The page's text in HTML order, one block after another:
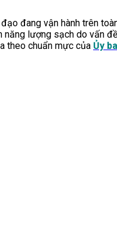
đang vận hành trên
lượng sạch do vấn
theo chuẩn mực của Ủy